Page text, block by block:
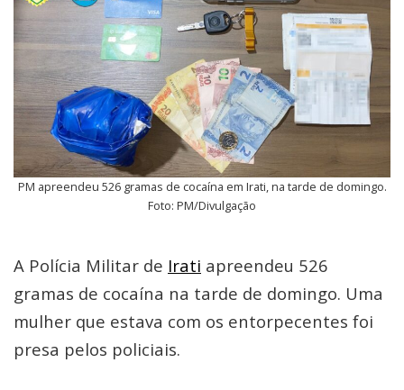
PM apreendeu 526 gramas de cocaína em Irati, na tarde de domingo.
Foto: PM/Divulgação
A Polícia Militar de Irati apreendeu 526
gramas de cocaína na tarde de domingo. Uma
mulher que estava com os entorpecentes foi
presa pelos policiais.